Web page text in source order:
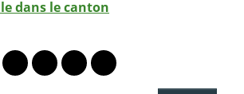
dans le canton
Mastodon
le profil Bluesky
vers le profil Instagram
Lien vers le profil Linkedin
Lien vers le profil Facebook
Lien vers le profil Twitter
Partager par WhatsApp